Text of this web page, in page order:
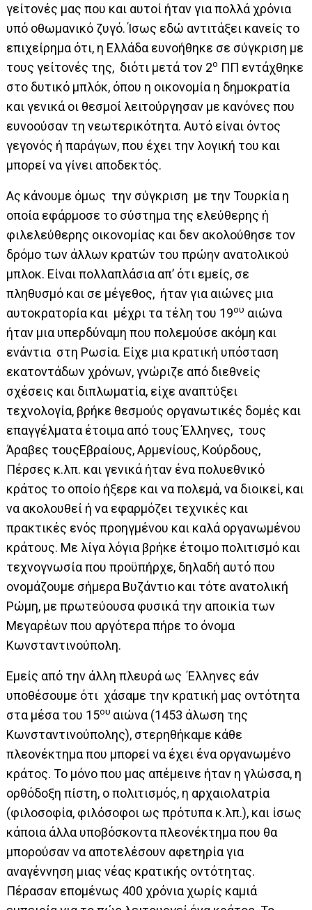
γείτονές μας που και αυτοί ήταν για πολλά χρόνια
υπό οθωμανικό ζυγό. Ίσως εδώ αντιτάξει κανείς το
επιχείρημα ότι, η Ελλάδα ευνοήθηκε σε σύγκριση με
τους γείτονές της, διότι μετά τον 2ο ΠΠ εντάχθηκε
στο δυτικό μπλόκ, όπου η οικονομία η δημοκρατία
και γενικά οι θεσμοί λειτούργησαν με κανόνες που
ευνοούσαν τη νεωτερικότητα. Αυτό είναι όντος
γεγονός ή παράγων, που έχει την λογική του και
μπορεί να γίνει αποδεκτός.
Ας κάνουμε όμως την σύγκριση με την Τουρκία η
οποία εφάρμοσε το σύστημα της ελεύθερης ή
φιλελεύθερης οικονομίας και δεν ακολούθησε τον
δρόμο των άλλων κρατών του πρώην ανατολικού
μπλοκ. Είναι πολλαπλάσια απ’ ότι εμείς, σε
πληθυσμό και σε μέγεθος, ήταν για αιώνες μια
αυτοκρατορία και μέχρι τα τέλη του 19ου αιώνα
ήταν μια υπερδύναμη που πολεμούσε ακόμη και
ενάντια στη Ρωσία. Είχε μια κρατική υπόσταση
εκατοντάδων χρόνων, γνώριζε από διεθνείς
σχέσεις και διπλωματία, είχε αναπτύξει
τεχνολογία, βρήκε θεσμούς οργανωτικές δομές και
επαγγέλματα έτοιμα από τους Έλληνες, τους
Άραβες τουςΕβραίους, Αρμενίους, Κούρδους,
Πέρσες κ.λπ. και γενικά ήταν ένα πολυεθνικό
κράτος το οποίο ήξερε και να πολεμά, να διοικεί, και
να ακολουθεί ή να εφαρμόζει τεχνικές και
πρακτικές ενός προηγμένου και καλά οργανωμένου
κράτους. Με λίγα λόγια βρήκε έτοιμο πολιτισμό και
τεχνογνωσία που προϋπήρχε, δηλαδή αυτό που
ονομάζουμε σήμερα Βυζάντιο και τότε ανατολική
Ρώμη, με πρωτεύουσα φυσικά την αποικία των
Μεγαρέων που αργότερα πήρε το όνομα
Κωνσταντινούπολη.
Εμείς από την άλλη πλευρά ως Έλληνες εάν
υποθέσουμε ότι χάσαμε την κρατική μας οντότητα
στα μέσα του 15ου αιώνα (1453 άλωση της
Κωνσταντινούπολης), στερηθήκαμε κάθε
πλεονέκτημα που μπορεί να έχει ένα οργανωμένο
κράτος. Το μόνο που μας απέμεινε ήταν η γλώσσα, η
ορθόδοξη πίστη, ο πολιτισμός, η αρχαιολατρία
(φιλοσοφία, φιλόσοφοι ως πρότυπα κ.λπ.), και ίσως
κάποια άλλα υποβόσκοντα πλεονέκτημα που θα
μπορούσαν να αποτελέσουν αφετηρία για
αναγέννηση μιας νέας κρατικής οντότητας.
Πέρασαν επομένως 400 χρόνια χωρίς καμιά